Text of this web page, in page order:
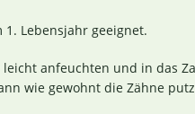
Lebensjahr geeignet.
leicht anfeuchten und in das
wie gewohnt die Zähne